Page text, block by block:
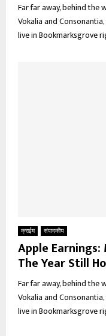
Far far away, behind the
Vokalia and
live in Bookmarksgrove
क्राईम संपादकीय
Apple
The Year Still
Far far away, behind the
Vokalia and
live in Bookmarksgrove